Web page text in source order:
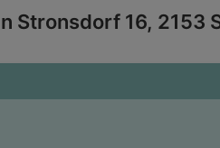
Stronsdorf 16, 2153